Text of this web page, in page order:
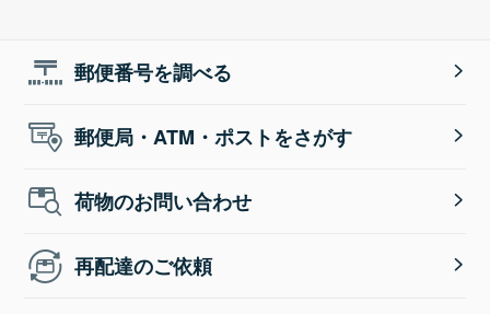
郵便番号を調べる
郵便局・ATM・ポストをさがす
荷物のお問い合わせ
再配達のご依頼